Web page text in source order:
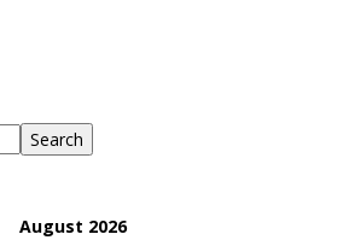
Search
August 2026